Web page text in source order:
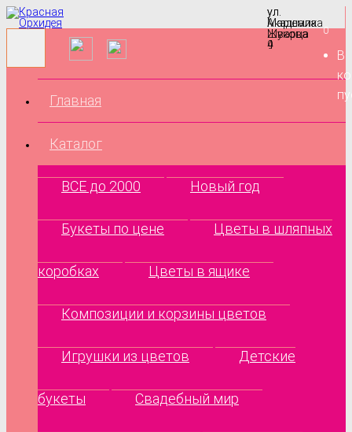
ул.
Маршала
Жукова
9
ул.
Академика
Шварца
4
0
В
Главная
Каталог
ВСЕ до 2000 Новый год
Букеты по цене Цветы в шляпных
коробках Цветы в ящике
Композиции и корзины цветов
Игрушки из цветов Детские
букеты Свадебный мир